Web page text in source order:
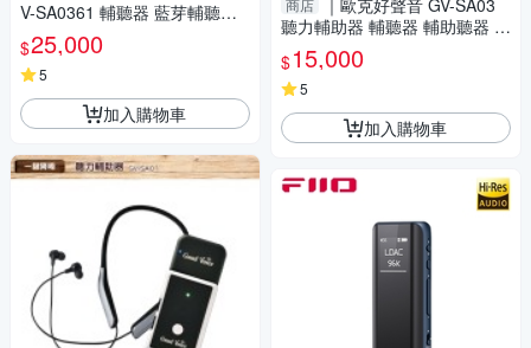
V-SA0361 輔聽器 藍芽輔聽器
輔助聽力 銀髮族首選
$25,000
5
加入購物車
商店
｜歐克好聲音 GV-SA03
聽力輔助器 輔聽器 輔助聽器 藍
芽輔聽器 銀髮輔聽
$15,000
5
加入購物車